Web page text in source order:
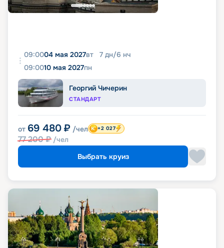
09:0004 мая 2027вт 7 дн/6 нч
09:0010 мая 2027пн
Георгий Чичерин
СТАНДАРТ
от 69 480 ₽ /чел
77 200₽ /чел
+2 027
Выбрать круиз